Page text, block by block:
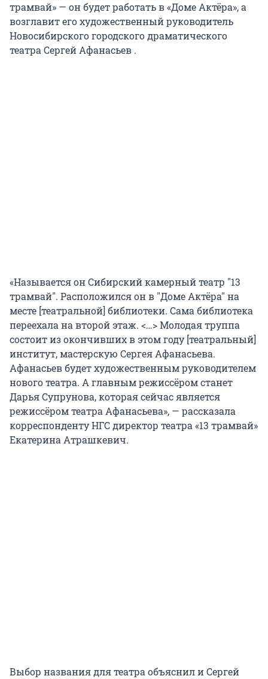
трамвай» — он будет работать в «Доме Актёра», а
возглавит его художественный руководитель
Новосибирского городского драматического
театра Сергей Афанасьев .
«Называется он Сибирский камерный театр "13
трамвай". Расположился он в "Доме Актёра" на
месте [театральной] библиотеки. Сама библиотека
переехала на второй этаж. <…> Молодая труппа
состоит из окончивших в этом году [театральный]
институт, мастерскую Сергея Афанасьева.
Афанасьев будет художественным руководителем
нового театра. А главным режиссёром станет
Дарья Супрунова, которая сейчас является
режиссёром театра Афанасьева», — рассказала
корреспонденту НГС директор театра «13 трамвай»
Екатерина Атрашкевич.
Выбор названия для театра объяснил и Сергей